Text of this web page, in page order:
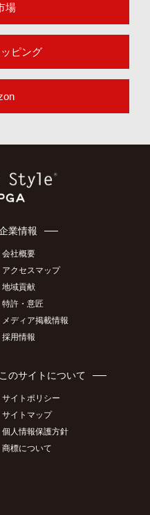
場
ピング
業情報
会社概要
アクセスマップ
地域貢献
特許・意匠
メディア掲載情報
採用情報
このサイトについて
サイトポリシー
サイトマップ
個人情報保護方針
商標について